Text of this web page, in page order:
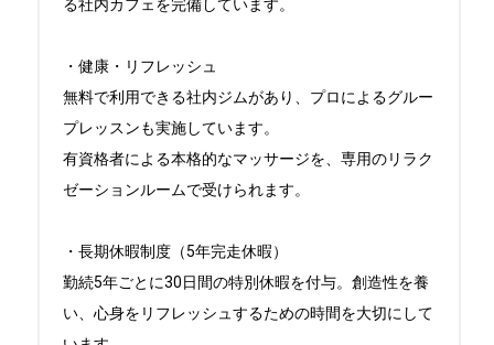
る社内カフェを完備しています。
・健康・リフレッシュ
無料で利用できる社内ジムがあり、プロによるグルー
プレッスンも実施しています。
有資格者による本格的なマッサージを、専用のリラク
ゼーションルームで受けられます。
・長期休暇制度（5年完走休暇）
勤続5年ごとに30日間の特別休暇を付与。創造性を養
い、心身をリフレッシュするための時間を大切にして